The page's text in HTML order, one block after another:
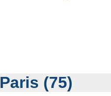
Paris (75)